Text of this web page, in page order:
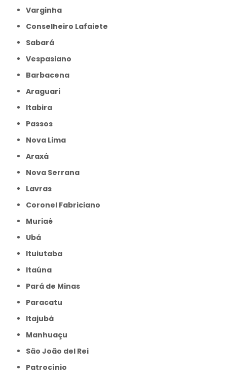
Varginha
Conselheiro Lafaiete
Sabará
Vespasiano
Barbacena
Araguari
Itabira
Passos
Nova Lima
Araxá
Nova Serrana
Lavras
Coronel Fabriciano
Muriaé
Ubá
Ituiutaba
Itaúna
Pará de Minas
Paracatu
Itajubá
Manhuaçu
São João del Rei
Patrocínio